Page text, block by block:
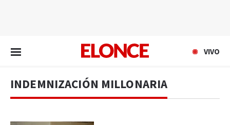
VIVO
INDEMNIZACIÓN MILLONARIA